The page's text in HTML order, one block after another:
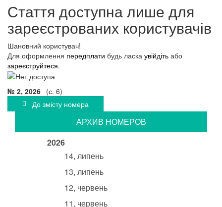
Стаття доступна лише для
зареєстрованих користувачів
Шановний користувач!
Для оформлення передплати будь ласка увійдіть або
зареєструйтеся.
№ 2, 2026 (с. 6)
До змісту номера
АРХИВ НОМЕРОВ
2026
14, липень
13, липень
12, червень
11, червень